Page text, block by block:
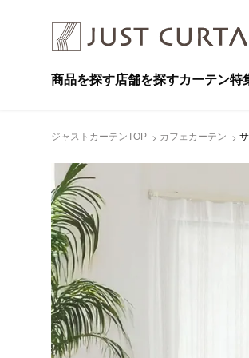
商品を探す店舗を探すカーテン特
ジャストカーテンTOP カフェカーテン